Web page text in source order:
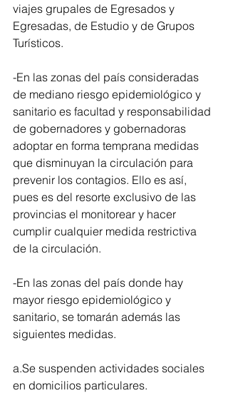
viajes grupales de Egresados y
Egresadas, de Estudio y de Grupos
Turísticos.
-En las zonas del país consideradas
de mediano riesgo epidemiológico y
sanitario es facultad y responsabilidad
de gobernadores y gobernadoras
adoptar en forma temprana medidas
que disminuyan la circulación para
prevenir los contagios. Ello es así,
pues es del resorte exclusivo de las
provincias el monitorear y hacer
cumplir cualquier medida restrictiva
de la circulación.
-En las zonas del país donde hay
mayor riesgo epidemiológico y
sanitario, se tomarán además las
siguientes medidas.
a.Se suspenden actividades sociales
en domicilios particulares.